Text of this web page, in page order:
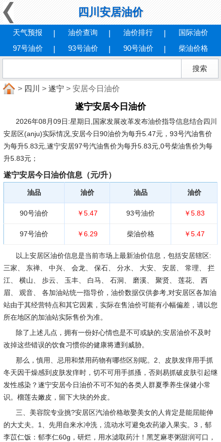
四川安居油价
天气预报 油价查询 油价排行
国际油价
97号油价
93号油价 90号油价 柴油价格
> 四川 > 遂宁 > 安居今日油价
遂宁安居今日油价
2026年08月09日:星期日 ,国家发展改革发布油价指导信息结合四川
安居区(anju)实际情况,安居今日90油价为每升5.47元，93号汽油售价
为每升5.83元,遂宁安居97号汽油售价为每升5.83元,0号柴油售价为每
升5.83元；
遂宁安居今日油价信息（元/升）
油品 油价 油品 油价
90号油价 ￥5.47 93号油价 ￥5.83
97号油价 ￥6.29 柴油价格 ￥5.47
以上安居区油价信息是当前市场上最新油价信息，包括安居辖区:
三家、 东禅、 中兴、 会龙、 保石、 分水、 大安、 安居、 常理、 拦
江、 横山、 歩云、 玉丰、 白马、 石洞、 磨溪、 聚贤、 莲花、 西
眉、 观音、 各加油站统一指导价，油价数据仅供参考,对安居区各加油
站由于其经营特点和其它因素，实际在售油价可能有小幅偏差，请以您
所在地区的加油站实际售价为准。
除了上述儿点，拥有一份好心情也是不可或缺的;安居油价不及时
改掉这些错误的饮食习惯你的健康将遭到威胁。
那么，慎用、忌用和禁用药物有哪些区别呢。2、皮肤发痒用手抓
冬天因干燥感到皮肤发痒时，切不可用手抓搔，否则易抓破皮肤引起继
发性感染？遂宁安居今日油价不可不知的各类人群夏季养生保健小常
识。榴莲去嫩皮，留下大块的外皮。
三、美容院专业挑?安居区汽油价格敢娶美女的人肯定是能屈能伸
的大丈夫。1、先用自来水冲洗，流动水可避免农药渗入果实。3，郁
李苡仁饭：郁李仁60g，研烂，用水滤取药汁！黑芝麻枣粥甜润可口，